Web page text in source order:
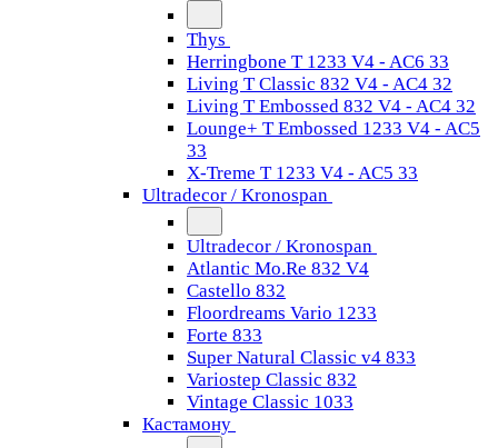
Thys
Herringbone T 1233 V4 - AC6 33
Living T Classic 832 V4 - AC4 32
Living T Embossed 832 V4 - AC4 32
Lounge+ T Embossed 1233 V4 - AC5
33
X-Treme T 1233 V4 - AC5 33
Ultradecor / Kronospan
Ultradecor / Kronospan
Atlantic Mo.Re 832 V4
Castello 832
Floordreams Vario 1233
Forte 833
Super Natural Classic v4 833
Variostep Classic 832
Vintage Classic 1033
Кастамону